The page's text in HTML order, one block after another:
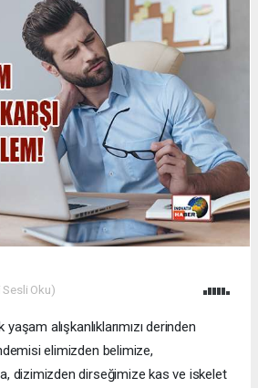
Sesli Oku)
yaşam alışkanlıklarımızı derinden
elimizden belimize,
dizimizden dirseğimize kas ve iskelet